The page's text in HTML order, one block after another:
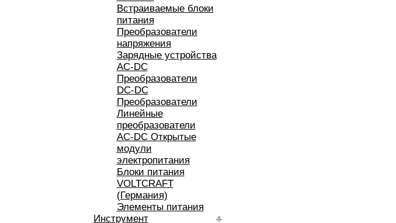
Встраиваемые блоки
питания
Преобразователи
напряжения
Зарядные устройства
AC-DC
Преобразователи
DC-DC
Преобразователи
Линейные
преобразователи
AC-DC Открытые
модули
электропитания
Блоки питания
VOLTCRAFT
(Германия)
Элементы питания
Инструмент